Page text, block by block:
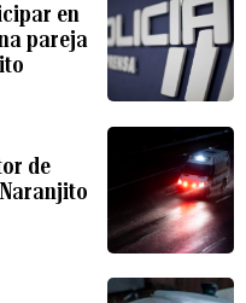
en
pareja
de